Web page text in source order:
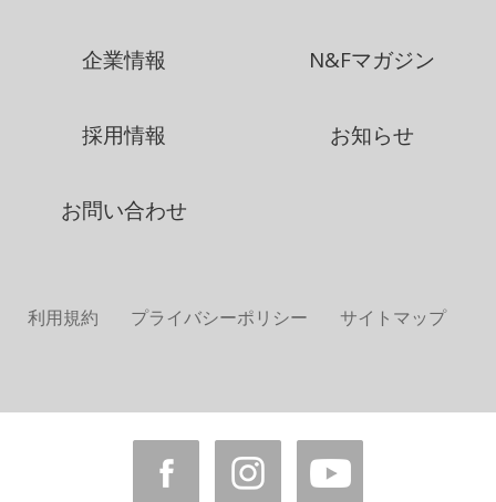
企業情報 N&Fマガジン
採用情報 お知らせ
お問い合わせ
利用規約 プライバシーポリシー サイトマップ